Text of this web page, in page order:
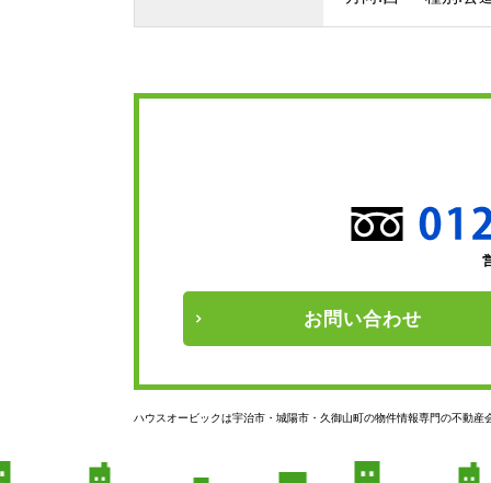
お問い合わせ
ハウスオービックは宇治市・城陽市・久御山町の物件情報専門の不動産